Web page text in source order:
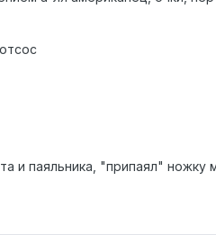
и паяльника, "припаял" ножку